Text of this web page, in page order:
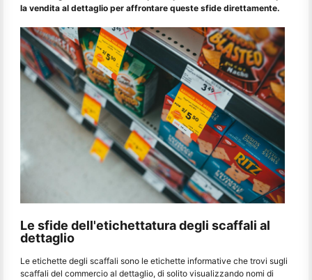
la vendita al dettaglio per affrontare queste sfide direttamente.
Le sfide dell'etichettatura degli scaffali al
dettaglio
Le etichette degli scaffali sono le etichette informative che trovi sugli
scaffali del commercio al dettaglio, di solito visualizzando nomi di